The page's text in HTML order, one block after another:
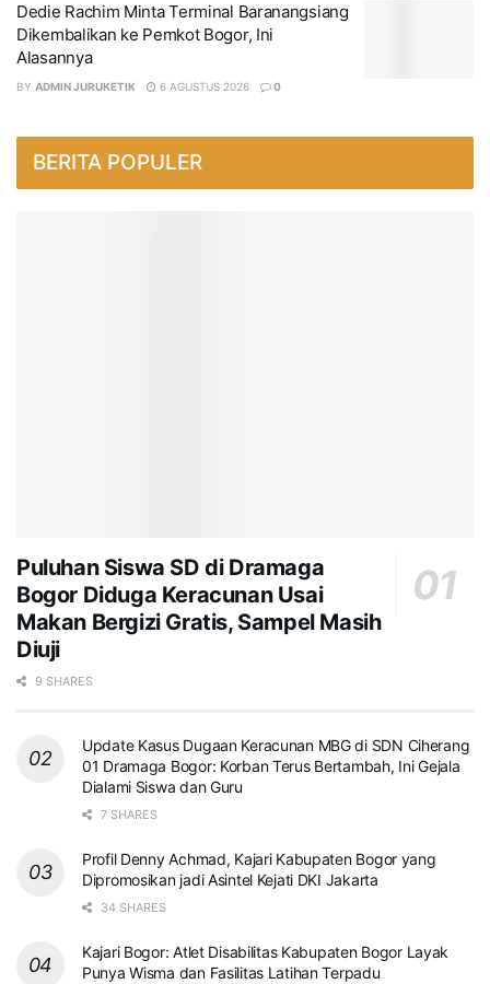
Dedie Rachim Minta Terminal Baranangsiang
Dikembalikan ke Pemkot Bogor, Ini
Alasannya
BY ADMIN JURUKETIK 6 AGUSTUS 2026 0
BERITA POPULER
Puluhan Siswa SD di Dramaga
Bogor Diduga Keracunan Usai
Makan Bergizi Gratis, Sampel Masih
Diuji
9 SHARES
Update Kasus Dugaan Keracunan MBG di SDN Ciherang
01 Dramaga Bogor: Korban Terus Bertambah, Ini Gejala
Dialami Siswa dan Guru
7 SHARES
Profil Denny Achmad, Kajari Kabupaten Bogor yang
Dipromosikan jadi Asintel Kejati DKI Jakarta
34 SHARES
Kajari Bogor: Atlet Disabilitas Kabupaten Bogor Layak
Punya Wisma dan Fasilitas Latihan Terpadu